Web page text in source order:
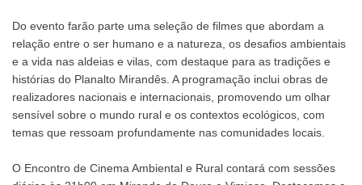
Do evento farão parte uma seleção de filmes que abordam a
relação entre o ser humano e a natureza, os desafios ambientais
e a vida nas aldeias e vilas, com destaque para as tradições e
histórias do Planalto Mirandês. A programação inclui obras de
realizadores nacionais e internacionais, promovendo um olhar
sensível sobre o mundo rural e os contextos ecológicos, com
temas que ressoam profundamente nas comunidades locais.
O Encontro de Cinema Ambiental e Rural contará com sessões